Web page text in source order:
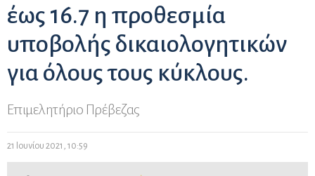
έως 16.7 η προθεσμία
υποβολής δικαιολογητικών
για όλους τους κύκλους.
Επιμελητήριο Πρέβεζας
21 Ιουνίου 2021, 10:59